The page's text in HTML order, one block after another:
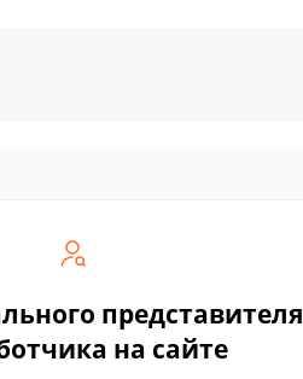
представителя
на сайте